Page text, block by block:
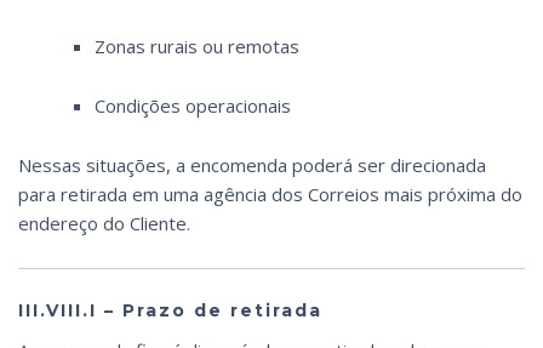
Zonas rurais ou remotas
Condições operacionais
Nessas situações, a encomenda poderá ser direcionada
para retirada em uma agência dos Correios mais próxima do
endereço do Cliente.
III.VIII.I – Prazo de retirada